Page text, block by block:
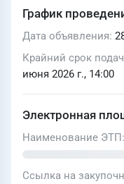
График
Дата объявления
Крайний срок
июня 2026 г., 14:00
Электронная
Наименование ЭТП
Ссылка на